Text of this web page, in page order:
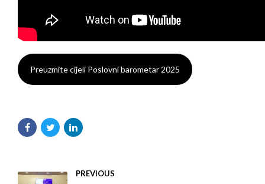
Preuzmite cijeli Poslovni barometar 2025
PREVIOUS